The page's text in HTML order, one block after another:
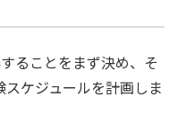
ることをまず決め、そ
ケジュールを計画しま